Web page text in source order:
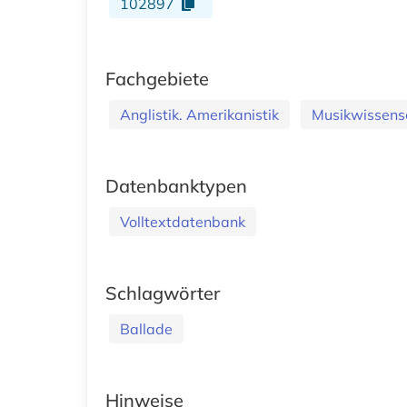
Fachgebiete
Anglistik. Amerikanistik
Datenbanktypen
Volltextdatenbank
Schlagwörter
Ballade
Hinweise